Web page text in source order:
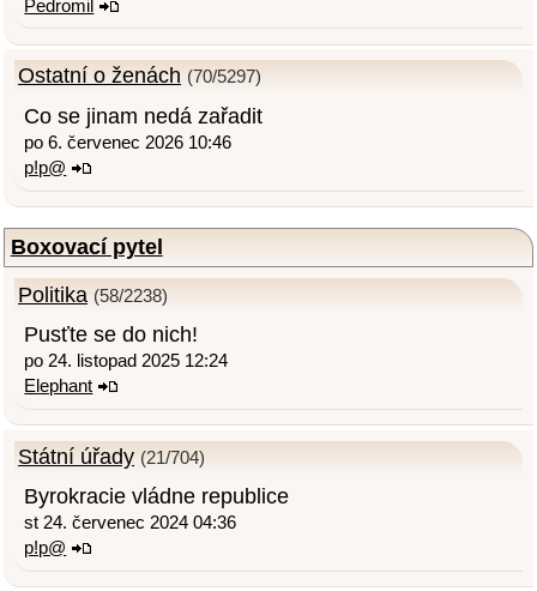
Pedromil
Ostatní o ženách (70/5297)
Co se jinam nedá zařadit
po 6. červenec 2026 10:46
p!p@
Boxovací pytel
Politika (58/2238)
Pusťte se do nich!
po 24. listopad 2025 12:24
Elephant
Státní úřady (21/704)
Byrokracie vládne republice
st 24. červenec 2024 04:36
p!p@